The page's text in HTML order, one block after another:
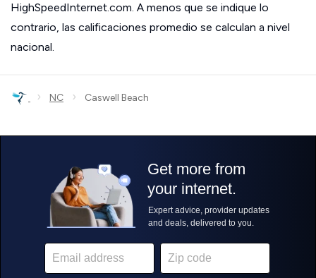
HighSpeedInternet.com. A menos que se indique lo
contrario, las calificaciones promedio se calculan a nivel
nacional.
› NC › Caswell Beach